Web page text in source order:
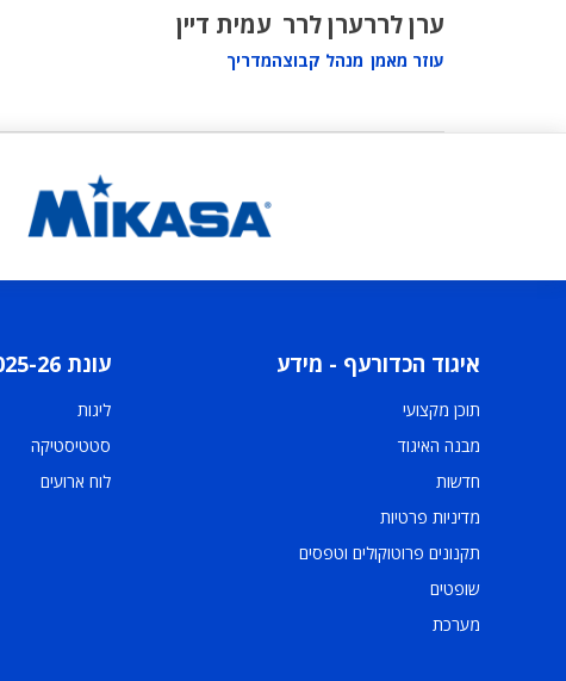
ערן לרר
עוזר מאמן
ערן לרר
מנהל קבוצה
עמית דיין
מדריך
איגוד הכדורעף - מידע
תוכן מקצועי
מבנה האיגוד
חדשות
מדיניות פרטיות
תקנונים פרוטוקולים וטפסים
שופטים
מערכת
עונת 2025-26
ליגות
סטטיסטיקה
לוח ארועים